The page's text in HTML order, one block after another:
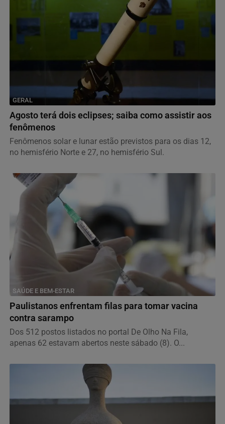
GERAL
Agosto terá dois eclipses; saiba como assistir aos
fenômenos
Fenômenos solar e lunar estão previstos para os dias 12,
no hemisfério Norte e 27, no hemisfério Sul.
SAÚDE E BEM-ESTAR
Paulistanos enfrentam filas para tomar vacina
contra sarampo
Dos 512 postos listados no portal De Olho Na Fila,
apenas 62 estavam abertos neste sábado (8). O...